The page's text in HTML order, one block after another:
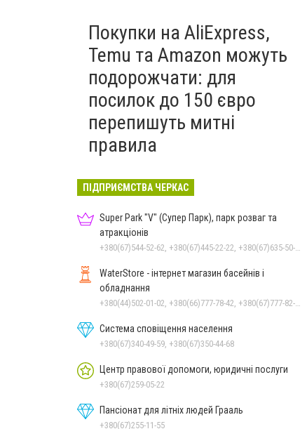
Покупки на AliExpress,
Temu та Amazon можуть
подорожчати: для
посилок до 150 євро
перепишуть митні
правила
ПІДПРИЄМСТВА ЧЕРКАС
Super Park "V" (Супер Парк), парк розваг та
атракціонів
+380(67)544-52-62, +380(67)445-22-22, +380(67)635-50-50
WaterStore - інтернет магазин басейнів і
обладнання
+380(44)502-01-02, +380(66)777-78-42, +380(67)777-82-19, +380(67)890-80-80, +380(73)890-80-80, +380(44)502-01-03
Система сповіщення населення
+380(67)340-49-59, +380(67)350-44-68
Центр правової допомоги, юридичні послуги
+380(67)259-05-22
Пансіонат для літніх людей Грааль
+380(67)255-11-55